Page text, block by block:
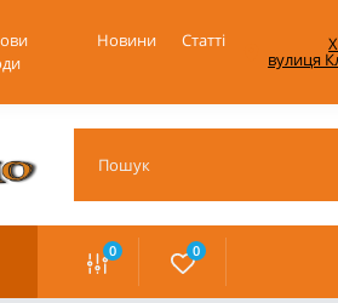
Новини Статті
вулиця
0 0